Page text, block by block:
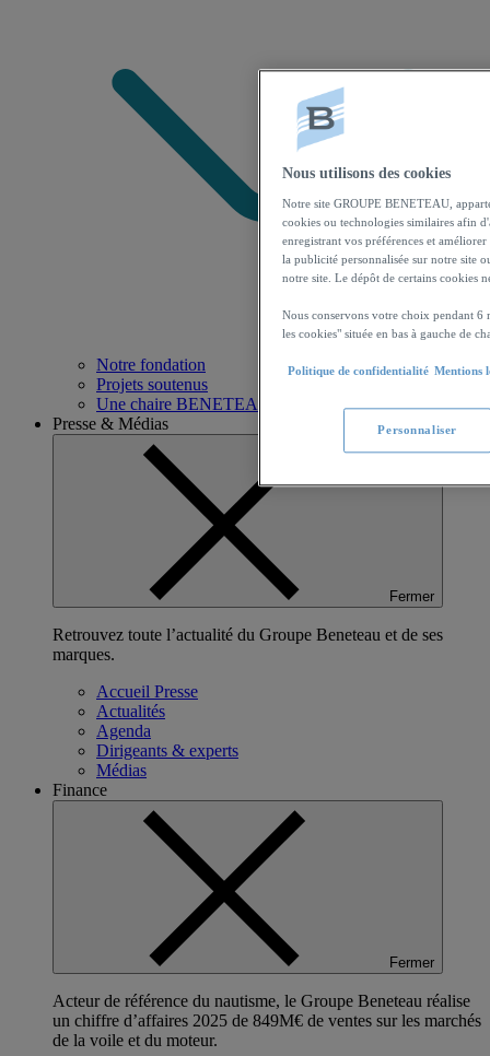
Notre fondation
Projets soutenus
Une chaire BENETEAU x ENSAAMA
Presse & Médias
Fermer
Retrouvez toute l’actualité du Groupe Beneteau et de ses
marques.
Accueil Presse
Actualités
Agenda
Dirigeants & experts
Médias
Finance
Fermer
Acteur de référence du nautisme, le Groupe Beneteau réalise
un chiffre d’affaires 2025 de 849M€ de ventes sur les marchés
de la voile et du moteur.
Nous utilisons des cookies
Notre site GROUPE BENETEAU,
cookies ou technologies similaires afin
enregistrant vos préférences et
la publicité personnalisée sur notre site
notre site. Le dépôt de certains cookies
Nous conservons votre choix pendant 6
les cookies" située en bas à gauche de
Politique de confidentialité Mentions
Personnaliser